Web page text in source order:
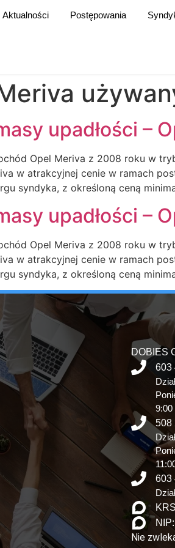
Aktualności Postępowania
upadłości –
Opel Meriva z 2008 roku w
w atrakcyjnej cenie w ramach
syndyka, z określoną ceną
upadłości –
Opel Meriva z 2008 roku w
w atrakcyjnej cenie w ramach
syndyka, z określoną ceną
DOBIES
603
9:00
508
603
Nie